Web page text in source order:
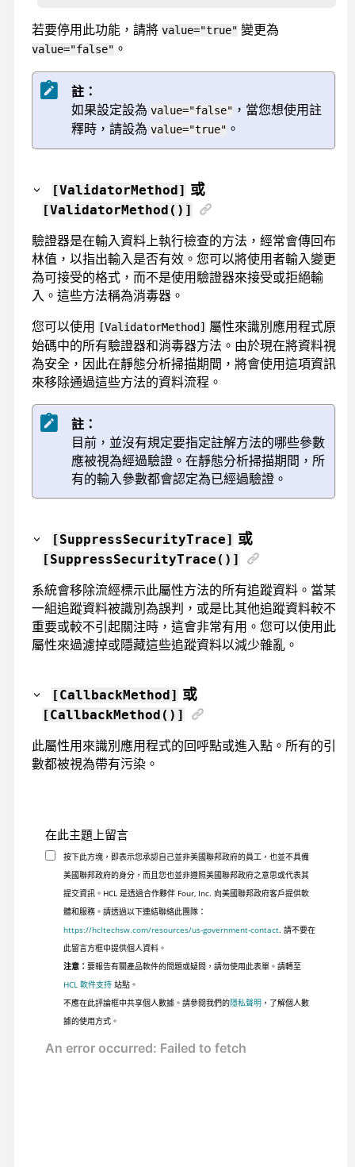
若要停用此功能，請將 value="true" 變更為
value="false" 。
註：
如果設定設為 value="false" ，當您想使用註
釋時，請設為 value="true" 。
[ValidatorMethod] 或
[ValidatorMethod()]
驗證器是在輸入資料上執行檢查的方法，經常會傳回布
林值，以指出輸入是否有效。您可以將使用者輸入變更
為可接受的格式，而不是使用驗證器來接受或拒絕輸
入。這些方法稱為消毒器。
您可以使用 [ValidatorMethod] 屬性來識別應用程式原
始碼中的所有驗證器和消毒器方法。由於現在將資料視
為安全，因此在靜態分析掃描期間，將會使用這項資訊
來移除通過這些方法的資料流程。
註：
目前，並沒有規定要指定註解方法的哪些參數
應被視為經過驗證。在靜態分析掃描期間，所
有的輸入參數都會認定為已經過驗證。
[SuppressSecurityTrace] 或
[SuppressSecurityTrace()]
系統會移除流經標示此屬性方法的所有追蹤資料。當某
一組追蹤資料被識別為誤判，或是比其他追蹤資料較不
重要或較不引起關注時，這會非常有用。您可以使用此
屬性來過濾掉或隱藏這些追蹤資料以減少雜亂。
[CallbackMethod] 或
[CallbackMethod()]
此屬性用來識別應用程式的回呼點或進入點。所有的引
數都被視為帶有污染。
在此主題上留言
按下此方塊，即表示您承認自己並非美國聯邦政府的員工，也並不具備
美國聯邦政府的身分，而且您也並非遵照美國聯邦政府之意思或代表其
提交資訊。HCL 是透過合作夥伴 Four, Inc. 向美國聯邦政府客戶提供軟
體和服務。請透過以下連結聯絡此團隊：
https://hcltechsw.com/resources/us-government-contact. 請不要在
此留言方框中提供個人資料。
注意： 要報告有關產品軟件的問題或疑問，請勿使用此表單。請轉至
HCL 軟件支持站點。
不應在此評論框中共享個人數據。請參閱我們的隱私聲明，了解個人數
據的使用方式。